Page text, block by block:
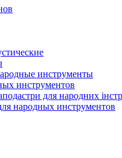
инструменты
инструментов
для народних
народных инструментов